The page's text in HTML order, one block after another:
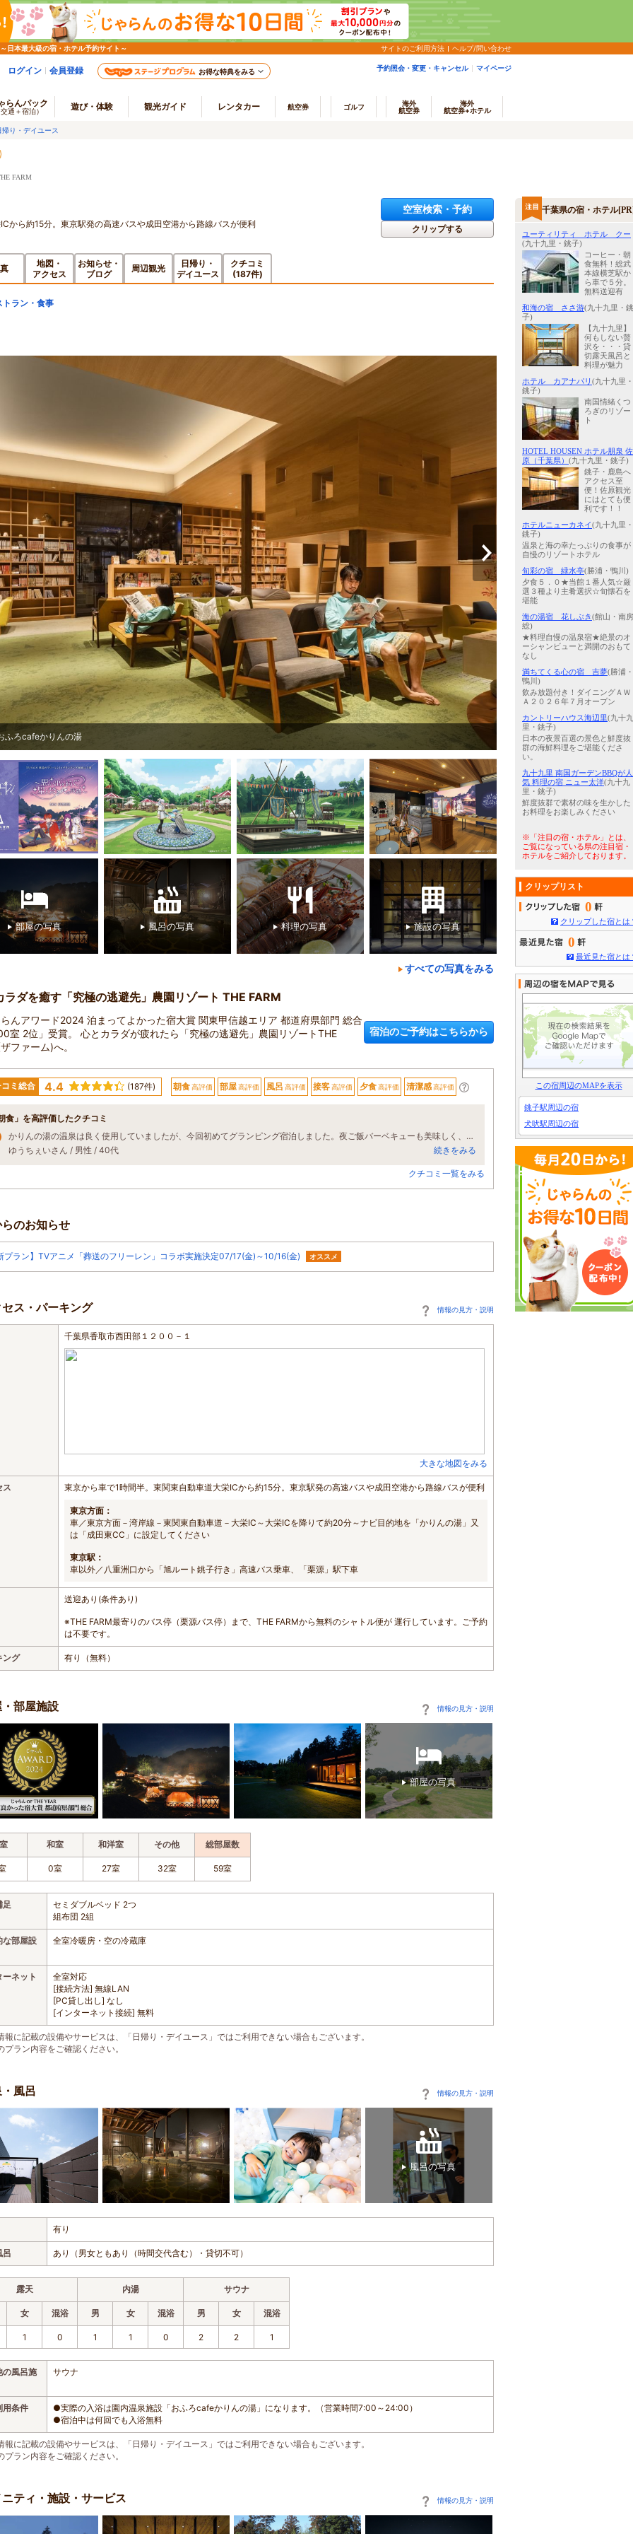
日本最大級の宿・ホテル予約サイト～ サイトのご利用方法 ヘルプ/問い合わせ
ログイン 会員登録 お得な特典をみる 予約照会・変更・キャンセル マイページ
らんパック
交通＋宿泊） 遊び・体験 観光ガイド レンタカー 航空券 ゴルフ
海外
航空券
海外
航空券+ホテル
帰り・デイユース
FARM
から約15分。東京駅発の高速バスや成田空港から路線バスが便利
空室検索・予約
クリップする
地図・
アクセス
お知らせ・
ブログ
周辺観光
日帰り・
デイユース
クチコミ
(187件)
トラン・食事
ふろcafeかりんの湯 農業体験
部屋の写真 風呂の写真 料理の写真 施設の写真
すべての写真をみる
ラダを癒す「究極の逃避先」農園リゾート THE FARM
らんアワード2024 泊まってよかった宿大賞 関東甲信越エリア 都道府県部門 総合
室 2位」受賞。 心とカラダが疲れたら「究極の逃避先」農園リゾートTHE
ファーム)へ。
宿泊のご予約はこちらから
コミ総合 4.4 (187件) 朝食高評価 部屋高評価 風呂 高評価 接客高評価 夕食高評価 清潔感高評価
朝食」を高評価したクチコミ
かりんの湯の温泉は良く使用していましたが、今回初めてグランピング宿泊しました。夜ご飯バーベキューも美味しく、また、野菜食べ放題で満足度最高でした。かりんの湯も入れて、朝ご飯のビュッフェも食べ放題で、食事は本当に良かったです。また、晴とか秋に泊まりにきたいです。
ゆうちぇいさん / 男性 / 40代
続きをみる
クチコミ一覧をみる
のお知らせ
プラン】TVアニメ「葬送のフリーレン」コラボ実施決定07/17(金)～10/16(金) オススメ
セス・パーキング 情報の見方・説明
千葉県香取市西田部１２００－１
大きな地図をみる
ス 東京から車で1時間半。東関東自動車道大栄ICから約15分。東京駅発の高速バスや成田空港から路線バスが便利
東京方面：
車／東京方面－湾岸線－東関東自動車道－大栄IC～大栄ICを降りて約20分～ナビ目的地を「かりんの湯」又
は「成田東CC」に設定してください
東京駅：
車以外／八重洲口から「旭ルート銚子行き」高速バス乗車、「栗源」駅下車
送迎あり(条件あり)
※THE FARM最寄りのバス停（栗源バス停）まで、THE FARMから無料のシャトル便が 運行しています。ご予約
は不要です。
ング 有り（無料）
部屋施設 情報の見方・説明
部屋の写真
和室 和洋室 その他 総部屋数
0室 27室 32室 59室
足
セミダブルベッド 2つ
組布団 2組
な部屋設
全室冷暖房・空の冷蔵庫
ーネット
全室対応
[接続方法] 無線LAN
[PC貸し出し] なし
[インターネット接続] 無料
報に記載の設備やサービスは、「日帰り・デイユース」ではご利用できない場合もございます。
プラン内容をご確認ください。
風呂 情報の見方・説明
風呂の写真
有り
呂 あり（男女ともあり（時間交代含む）・貸切不可）
露天 内湯 サウナ
女 混浴 男 女 混浴 男 女 混浴
1 0 1 1 0 2 2 1
の風呂施
サウナ
用条件
●実際の入浴は園内温泉施設「おふろcafeかりんの湯」になります。（営業時間7:00～24:00）
●宿泊中は何回でも入浴無料
報に記載の設備やサービスは、「日帰り・デイユース」ではご利用できない場合もございます。
プラン内容をご確認ください。
ティ・施設・サービス 情報の見方・説明
千葉県の宿・ホテル
ユーティリティ ホテル クー
(九十九里・銚子)
コーヒー・朝
食無料！総武
本線横芝駅か
ら車で５分。
無料送迎有
和海の宿 ささ游(九十九里・銚
子)
【九十九里】
何もしない贅
沢を・・・貸
切露天風呂と
料理が魅力
ホテル カアナパリ (九十九里・
銚子)
南国情緒くつ
ろぎのリゾー
ト
HOTEL HOUSEN ホテル朋泉 佐
原（千葉県） (九十九里・銚子)
銚子・鹿島へ
アクセス至
便！佐原観光
にはとても便
利です！！
ホテルニューカネイ(九十九里・
銚子)
温泉と海の幸たっぷりの食事が
自慢のリゾートホテル
旬彩の宿 緑水亭(勝浦・鴨川)
夕食５．０★当館１番人気☆厳
選３種より主肴選択☆旬懐石を
堪能
海の湯宿 花しぶき(館山・南房
総)
★料理自慢の温泉宿★絶景のオ
ーシャンビューと満開のおもて
なし
満ちてくる心の宿 吉夢(勝浦・
鴨川)
飲み放題付き！ダイニングＡＷ
Ａ２０２６年７月オープン
カントリーハウス海辺里(九十九
里・銚子)
日本の夜景百選の景色と鮮度抜
群の海鮮料理をご堪能くださ
い。
九十九里 南国ガーデンBBQが人
気 料理の宿 ニュー太洋(九十九
里・銚子)
鮮度抜群で素材の味を生かした
お料理をお楽しみください
※「注目の宿・ホテル」とは、
ご覧になっている県の注目宿・
ホテルをご紹介しております。
クリップリスト
0
クリップした宿とは
0
最近見た宿とは
この宿周辺のMAPを表示
銚子駅周辺の宿
犬吠駅周辺の宿